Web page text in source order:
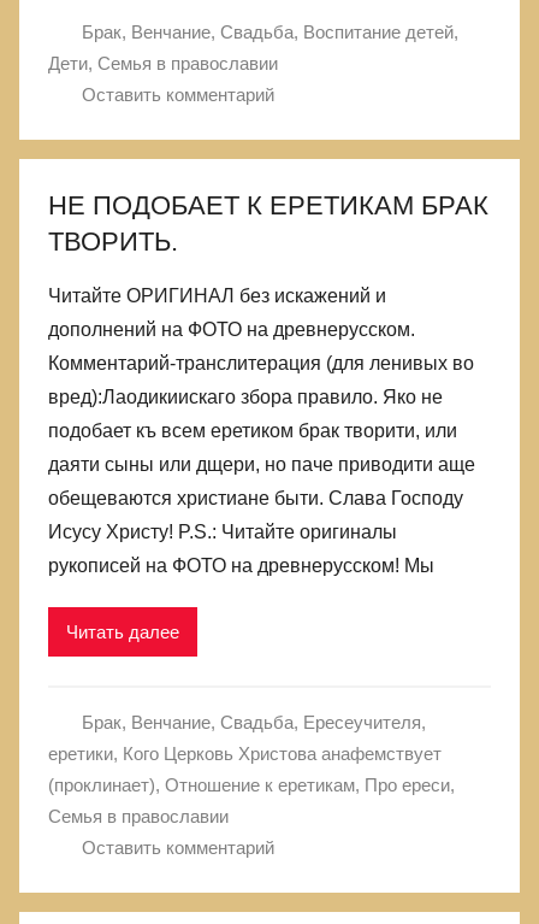
Брак, Венчание, Свадьба, Воспитание детей,
Дети, Семья в православии
Оставить комментарий
НЕ ПОДОБАЕТ К ЕРЕТИКАМ БРАК
ТВОРИТЬ.
Читайте ОРИГИНАЛ без искажений и
дополнений на ФОТО на древнерусском.
Комментарий-транслитерация (для ленивых во
вред):Лаодикиискаго збора правило. Яко не
подобает къ всем еретиком брак творити, или
даяти сыны или дщери, но паче приводити аще
обещеваются христиане быти. Слава Господу
Исусу Христу! P.S.: Читайте оригиналы
рукописей на ФОТО на древнерусском! Мы
Читать далее
Брак, Венчание, Свадьба, Ересеучителя,
еретики, Кого Церковь Христова анафемствует
(проклинает), Отношение к еретикам, Про ереси,
Семья в православии
Оставить комментарий